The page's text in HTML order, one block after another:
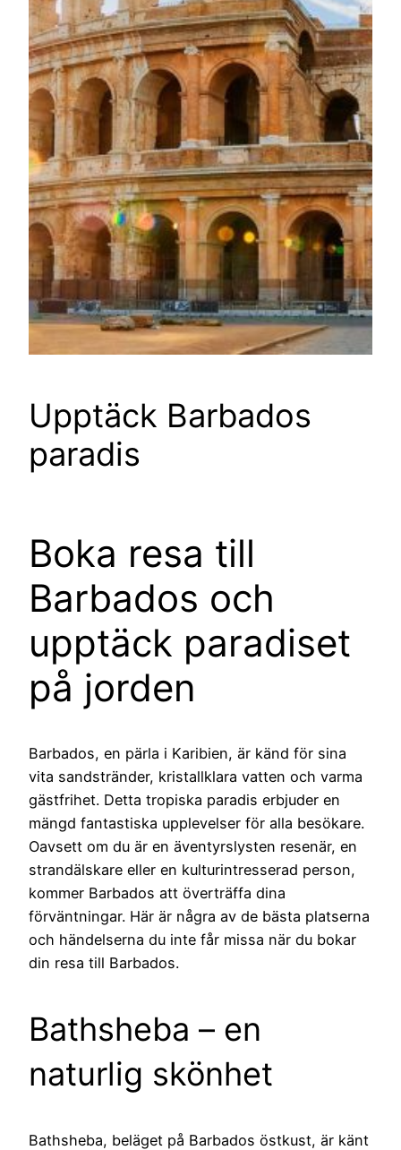
Upptäck Barbados
paradis
Boka resa till
Barbados och
upptäck paradiset
på jorden
Barbados, en pärla i Karibien, är känd för sina
vita sandstränder, kristallklara vatten och varma
gästfrihet. Detta tropiska paradis erbjuder en
mängd fantastiska upplevelser för alla besökare.
Oavsett om du är en äventyrslysten resenär, en
strandälskare eller en kulturintresserad person,
kommer Barbados att överträffa dina
förväntningar. Här är några av de bästa platserna
och händelserna du inte får missa när du bokar
din resa till Barbados.
Bathsheba – en
naturlig skönhet
Bathsheba, beläget på Barbados östkust, är känt